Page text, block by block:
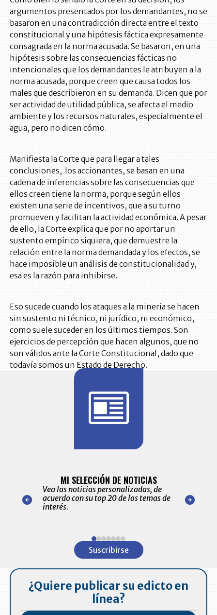
argumentos presentados por los demandantes, no se
basaron en una contradicción directa entre el texto
constitucional y una hipótesis fáctica expresamente
consagrada en la norma acusada. Se basaron, en una
hipótesis sobre las consecuencias fácticas no
intencionales que los demandantes le atribuyen a la
norma acusada, porque creen que causa todos los
males que describieron en su demanda. Dicen que por
ser actividad de utilidad pública, se afecta el medio
ambiente y los recursos naturales, especialmente el
agua, pero no dicen cómo.
Manifiesta la Corte que para llegar a tales
conclusiones, los accionantes, se basan en una
cadena de inferencias sobre las consecuencias que
ellos creen tiene la norma, porque según ellos
existen una serie de incentivos, que a su turno
promueven y facilitan la actividad económica. A pesar
de ello, la Corte explica que por no aportar un
sustento empírico siquiera, que demuestre la
relación entre la norma demandada y los efectos, se
hace imposible un análisis de constitucionalidad y,
esa es la razón para inhibirse.
Eso sucede cuando los ataques a la minería se hacen
sin sustento ni técnico, ni jurídico, ni económico,
como suele suceder en los últimos tiempos. Son
ejercicios de percepción que hacen algunos, que no
son válidos ante la Corte Constitucional, dado que
todavía somos un Estado de Derecho.
nuestro
para
MI SELECCIÓN DE NOTICIAS
Vea las noticias personalizadas, de
acuerdo con su top 20 de los temas de
interés.
de las
Suscribirse
¿Quiere publicar su edicto en
línea?